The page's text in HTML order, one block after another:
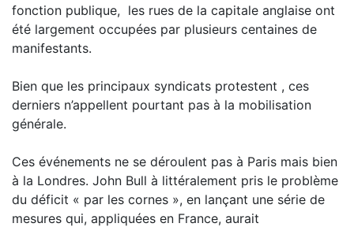
fonction publique, les rues de la capitale anglaise ont
été largement occupées par plusieurs centaines de
manifestants.
Bien que les principaux syndicats protestent , ces
derniers n’appellent pourtant pas à la mobilisation
générale.
Ces événements ne se déroulent pas à Paris mais bien
à la Londres. John Bull à littéralement pris le problème
du déficit « par les cornes », en lançant une série de
mesures qui, appliquées en France, aurait